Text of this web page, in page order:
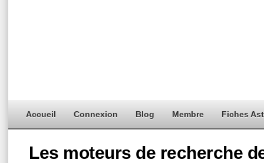
Accueil Connexion Blog Membre Fiches
Les moteurs de recherche